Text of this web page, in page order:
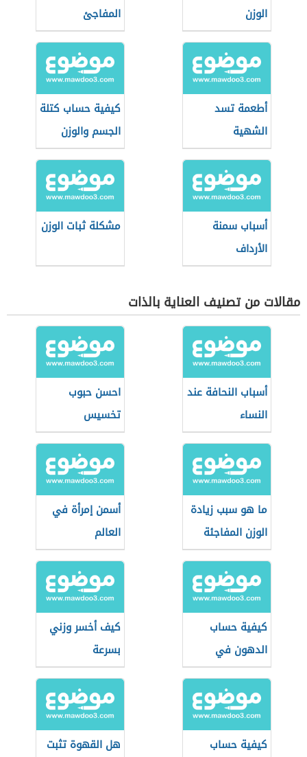
الوزن
المفاجئ
أطعمة تسد
الشهية
كيفية حساب كتلة
الجسم والوزن
المثالي
أسباب سمنة
الأرداف
مشكلة ثبات الوزن
مقالات من تصنيف العناية بالذات
أسباب النحافة عند
النساء
احسن حبوب
تخسيس
ما هو سبب زيادة
الوزن المفاجئة
أسمن إمرأة في
العالم
كيفية حساب
الدهون في
الجسم
كيف أخسر وزني
بسرعة
كيفية حساب
هل القهوة تثبت